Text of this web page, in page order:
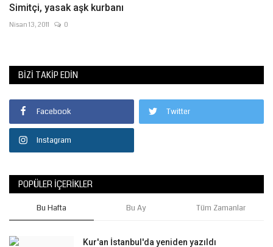
Simitçi, yasak aşk kurbanı
Nisan 13, 2011 0
BIZI TAKIP EDIN
Facebook Twitter
Instagram
POPÜLER İÇERIKLER
Bu Hafta Bu Ay Tüm Zamanlar
Kur'an İstanbul'da yeniden yazıldı